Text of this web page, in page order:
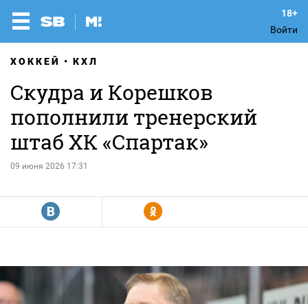
Войти
ХОККЕЙ КХЛ
Скудра и Корешков
пополнили тренерский
штаб ХК «Спартак»
09 июня 2026 17:31
R Y